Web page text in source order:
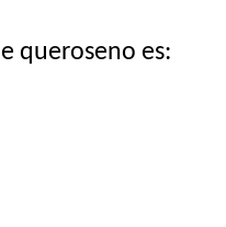
queroseno es: